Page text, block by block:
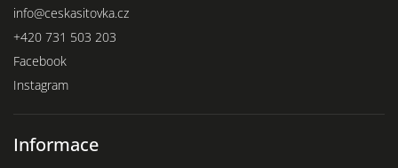
info@ceskasitovka.cz
+420 731 503 203
Facebook
Instagram
Informace